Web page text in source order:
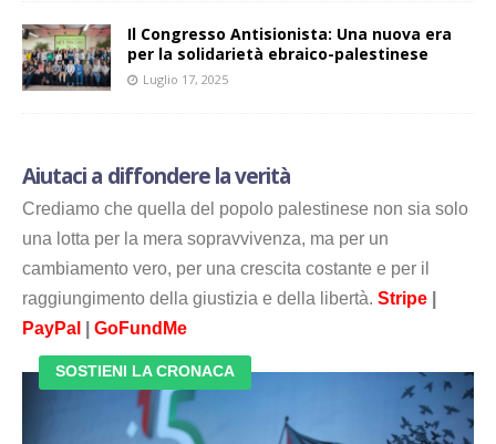
Il Congresso Antisionista: Una nuova era
per la solidarietà ebraico-palestinese
Luglio 17, 2025
Aiutaci a diffondere la verità
Crediamo che quella del popolo palestinese non sia solo
una lotta per la mera sopravvivenza, ma per un
cambiamento vero, per una crescita costante e per il
raggiungimento della giustizia e della libertà. Stripe
PayPal
GoFundMe
SOSTIENI LA CRONACA